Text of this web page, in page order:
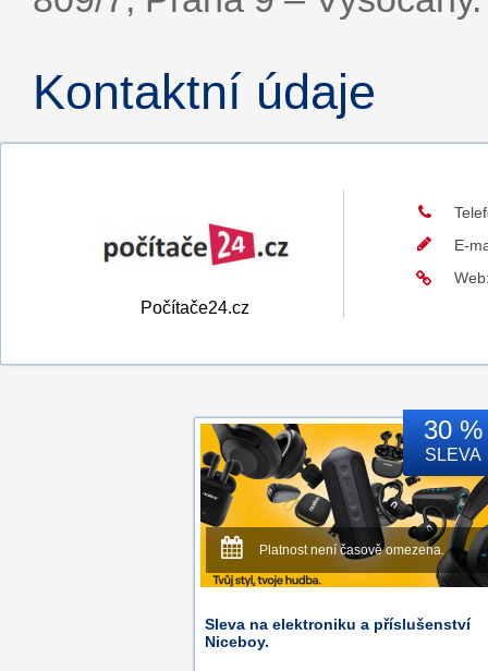
Kontaktní údaje
Počítače24.cz
E-
30 %
SLEVA
Platnost není časově omezena.
Sleva na elektroniku a příslušenství
Niceboy.